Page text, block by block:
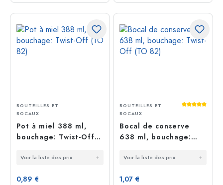
BOUTEILLES ET
BOCAUX
Pot à miel 388 ml,
bouchage: Twist-Off
Voir la liste des prix
0,89 €
Average
BOUTEILLES ET
BOCAUX
Bocal de conserve
638 ml, bouchage:
Voir la liste des prix
1,07 €